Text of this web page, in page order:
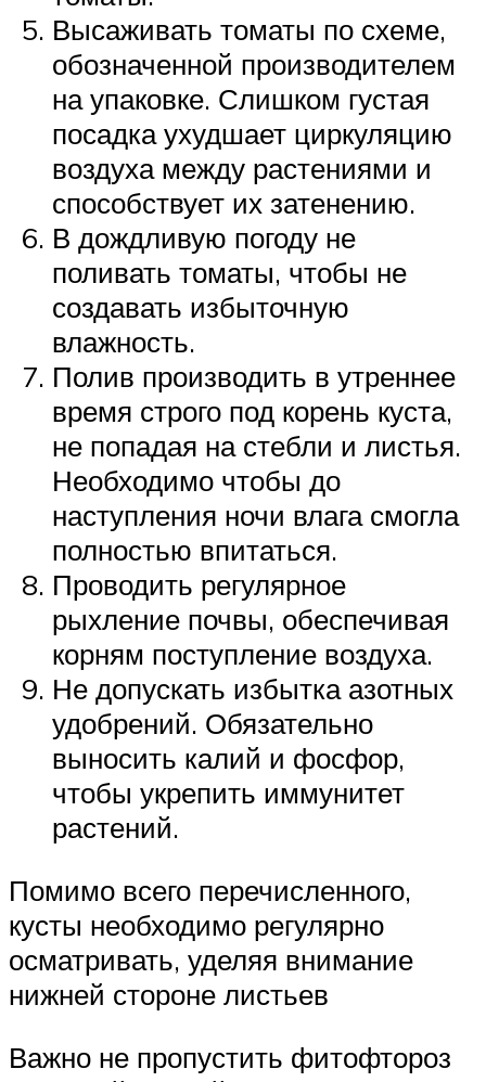
Высаживать томаты по схеме,
обозначенной производителем
на упаковке. Слишком густая
посадка ухудшает циркуляцию
воздуха между растениями и
способствует их затенению.
В дождливую погоду не
поливать томаты, чтобы не
создавать избыточную
влажность.
Полив производить в утреннее
время строго под корень куста,
не попадая на стебли и листья.
Необходимо чтобы до
наступления ночи влага смогла
полностью впитаться.
Проводить регулярное
рыхление почвы, обеспечивая
корням поступление воздуха.
Не допускать избытка азотных
удобрений. Обязательно
выносить калий и фосфор,
чтобы укрепить иммунитет
растений.
Помимо всего перечисленного,
кусты необходимо регулярно
осматривать, уделяя внимание
нижней стороне листьев
Важно не пропустить фитофтороз